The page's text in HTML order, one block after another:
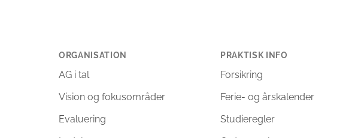
ORGANISATION
AG i tal
Vision og fokusområder
Evaluering
PRAKTISK INFO
Forsikring
Ferie- og årskalender
Studieregler